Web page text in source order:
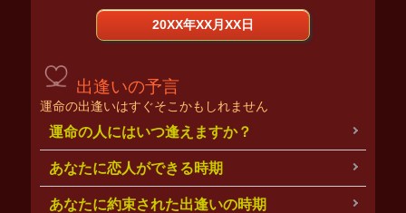
20XX年XX月XX日
出逢いの予言
運命の出逢いはすぐそこかもしれません
運命の人にはいつ逢えますか？
あなたに恋人ができる時期
あなたに約束された出逢いの時期